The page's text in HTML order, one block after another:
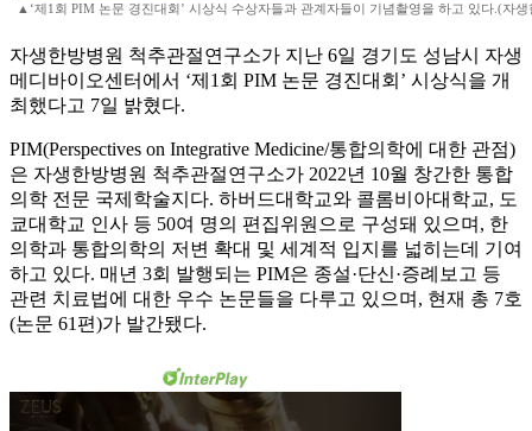
▲‘제1회 PIM 논문 경진대회’ 시상식 수상자들과 관계자들이 기념촬영을 하고 있다.(자
자생한방병원 척추관절연구소가 지난 6일 경기도 성남시 자생
메디바이오센터에서 ‘제1회 PIM 논문 경진대회’ 시상식을 개
최했다고 7일 밝혔다.
PIM(Perspectives on Integrative Medicine/통합의학에 대한 관점)
은 자생한방병원 척추관절연구소가 2022년 10월 창간한 통합
의학 전문 국제학술지다. 하버드대학교와 콜롬비아대학교, 도
쿄대학교 인사 등 50여 명의 편집위원으로 구성돼 있으며, 한
의학과 통합의학의 저변 확대 및 세계적 입지를 넓히는데 기여
하고 있다. 매년 3회 발행되는 PIM은 종설·단신·증례보고 등
관련 치료법에 대한 우수 논문들을 다루고 있으며, 현재 총 7호
(논문 61편)가 발간됐다.